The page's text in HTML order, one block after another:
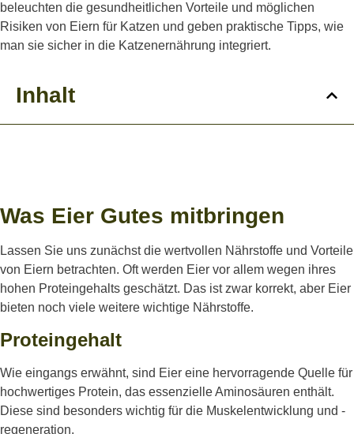
beleuchten die gesundheitlichen Vorteile und möglichen
Risiken von Eiern für Katzen und geben praktische Tipps, wie
man sie sicher in die Katzenernährung integriert.
Inhalt
Was Eier Gutes mitbringen
Lassen Sie uns zunächst die wertvollen Nährstoffe und Vorteile
von Eiern betrachten. Oft werden Eier vor allem wegen ihres
hohen Proteingehalts geschätzt. Das ist zwar korrekt, aber Eier
bieten noch viele weitere wichtige Nährstoffe.
Proteingehalt
Wie eingangs erwähnt, sind Eier eine hervorragende Quelle für
hochwertiges Protein, das essenzielle Aminosäuren enthält.
Diese sind besonders wichtig für die Muskelentwicklung und -
regeneration.